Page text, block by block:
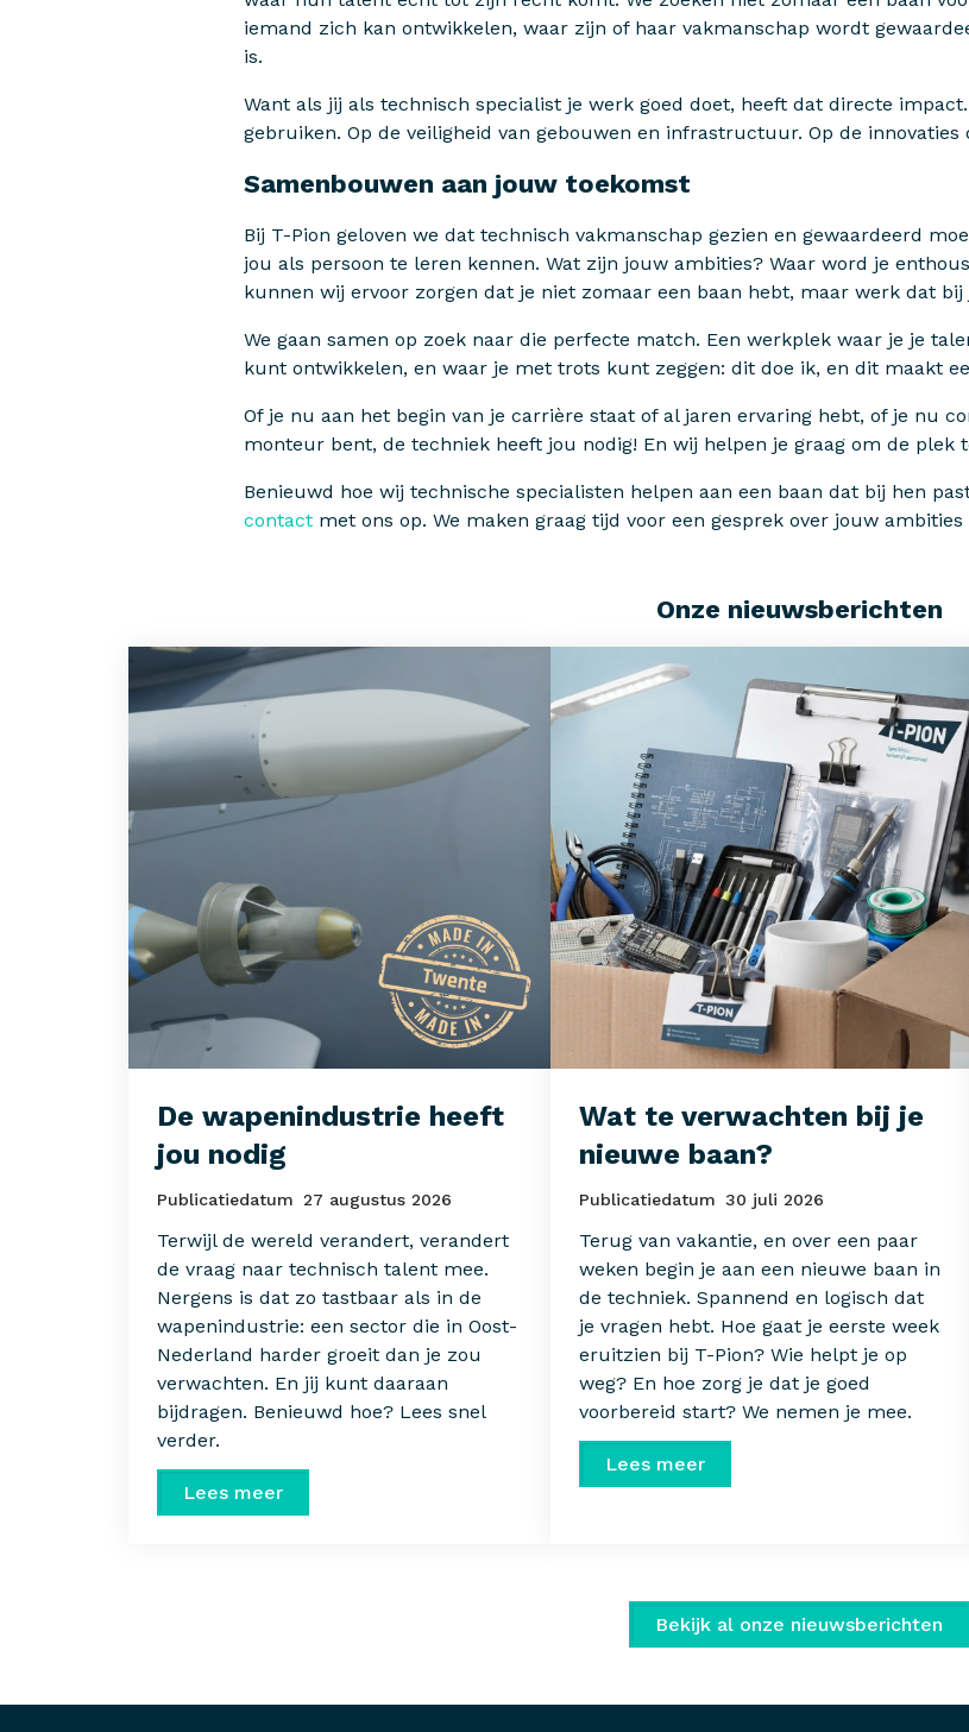
iemand zich kan ontwikkelen, waar zijn of haar vakmanschap wordt
is.
Want als jij als technisch specialist je werk goed doet, heeft dat directe
gebruiken. Op de veiligheid van gebouwen en infrastructuur. Op de innovaties
Samenbouwen aan jouw toekomst
Bij T-Pion geloven we dat technisch vakmanschap gezien en gewaardeerd
jou als persoon te leren kennen. Wat zijn jouw ambities? Waar word je
kunnen wij ervoor zorgen dat je niet zomaar een baan hebt, maar werk dat bij
We gaan samen op zoek naar die perfecte match. Een werkplek waar je je
kunt ontwikkelen, en waar je met trots kunt zeggen: dit doe ik, en dit maakt
Of je nu aan het begin van je carrière staat of al jaren ervaring hebt, of je nu
monteur bent, de techniek heeft jou nodig! En wij helpen je graag om de
Benieuwd hoe wij technische specialisten helpen aan een baan dat bij hen
contact met ons op. We maken graag tijd voor een gesprek over jouw
Onze nieuwsberichten
De wapenindustrie heeft
jou nodig
Publicatiedatum 27 augustus 2026
Terwijl de wereld verandert, verandert
de vraag naar technisch talent mee.
Nergens is dat zo tastbaar als in de
wapenindustrie: een sector die in Oost-
Nederland harder groeit dan je zou
verwachten. En jij kunt daaraan
bijdragen. Benieuwd hoe? Lees snel
verder.
Lees meer
Wat te verwachten bij je
nieuwe baan?
Publicatiedatum 30 juli 2026
Terug van vakantie, en over een paar
weken begin je aan een nieuwe baan in
de techniek. Spannend en logisch dat
je vragen hebt. Hoe gaat je eerste week
eruitzien bij T-Pion? Wie helpt je op
weg? En hoe zorg je dat je goed
voorbereid start? We nemen je mee.
Lees meer
Bekijk al onze nieuwsberichten